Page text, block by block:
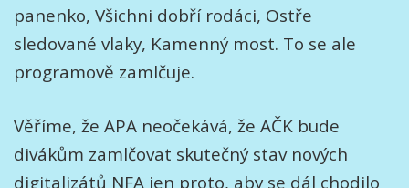
panenko, Všichni dobří rodáci, Ostře
sledované vlaky, Kamenný most. To se ale
programově zamlčuje.
Věříme, že APA neočekává, že AČK bude
divákům zamlčovat skutečný stav nových
digitalizátů NFA jen proto, aby se dál chodilo